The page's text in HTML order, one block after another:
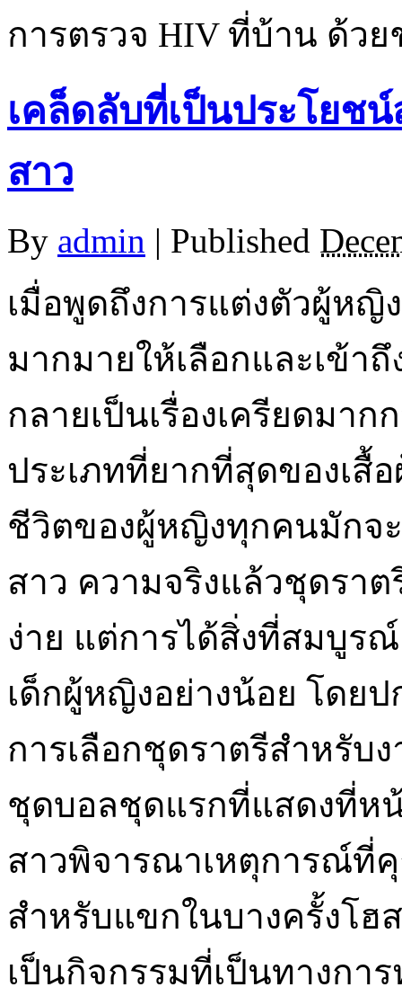
การตรวจ HIV ที่บ้าน ด้ว
เคล็ดลับที่เป็นประโยช
สาว
By admin | Published
เมื่อพูดถึงการแต่งตัวผู้ห
มากมายให้เลือกและเข้า
กลายเป็นเรื่องเครียดมา
ประเภทที่ยากที่สุดของเสื้
ชีวิตของผู้หญิงทุกคนมักจ
สาว ความจริงแล้วชุดรา
ง่าย แต่การได้สิ่งที่สมบูร
เด็กผู้หญิงอย่างน้อย โดย
การเลือกชุดราตรีสำหรับ
ชุดบอลชุดแรกที่แสดงที่ห
สาวพิจารณาเหตุการณ์ที่
สำหรับแขกในบางครั้งโฮ
เป็นกิจกรรมที่เป็นทางกา